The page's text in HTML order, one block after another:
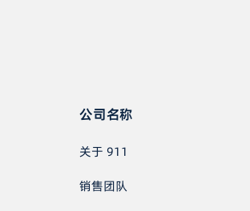
公司名称
关于 911
销售团队